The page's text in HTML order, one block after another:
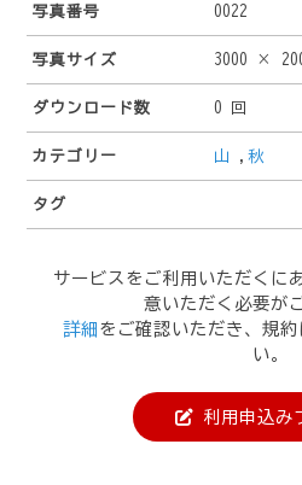
写真番号 0022
写真サイズ 3000 ×
ダウンロード数 0 回
カテゴリー 山 ,秋
タグ
サービスをご利用いただくに
意いただく必要が
詳細 をご確認いただき、規
い。
利用申込み